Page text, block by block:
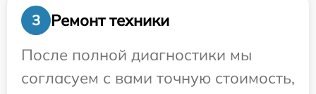
3
Ремонт техники
После полной диагностики мы
согласуем с вами точную стоимость,